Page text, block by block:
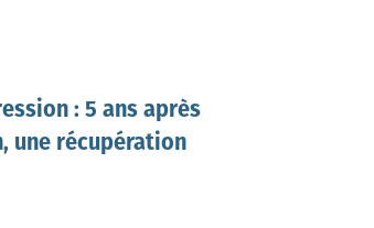
: 5 ans après
une récupération